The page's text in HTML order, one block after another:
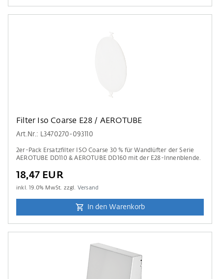
Filter Iso Coarse E28 / AEROTUBE
Art.Nr.: L3470270-093110
2er-Pack Ersatzfilter ISO Coarse 30 % für Wandlüfter der Serie
AEROTUBE DD110 & AEROTUBE DD160 mit der E28-Innenblende.
18,47 EUR
inkl.19.0% MwSt. zzgl. Versand
In den Warenkorb